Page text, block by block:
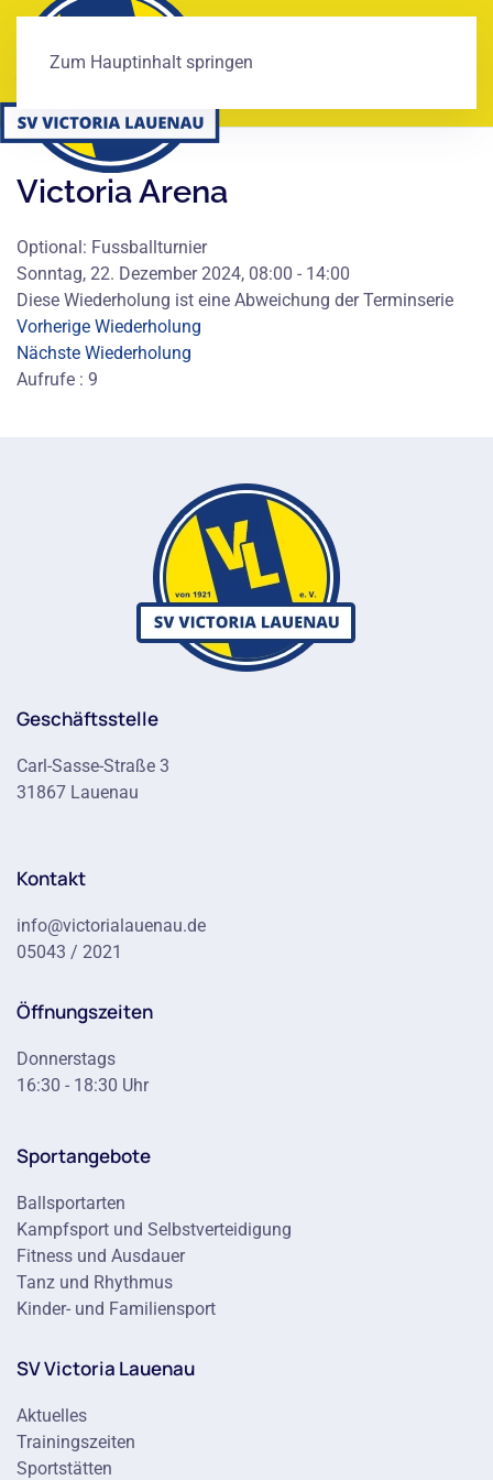
Zum Hauptinhalt springen
Victoria Arena
Optional: Fussballturnier
Sonntag, 22. Dezember 2024, 08:00 - 14:00
Diese Wiederholung ist eine Abweichung der Terminserie
Vorherige Wiederholung
Nächste Wiederholung
Aufrufe : 9
Geschäftsstelle
Carl-Sasse-Straße 3
31867 Lauenau
Kontakt
info@victorialauenau.de
05043 / 2021
Öffnungszeiten
Donnerstags
16:30 - 18:30 Uhr
Sportangebote
Ballsportarten
Kampfsport und Selbstverteidigung
Fitness und Ausdauer
Tanz und Rhythmus
Kinder- und Familiensport
SV Victoria Lauenau
Aktuelles
Trainingszeiten
Sportstätten